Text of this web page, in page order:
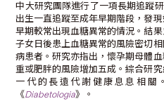
中大研究團隊進行了一項長期追蹤
出生一直追蹤至成年早期階段，發
早期較常出現血糖異常的情況。結
子女日後患上血糖異常的風險密切
病患者。研究亦指出，懷孕期母體
重或肥胖的風險增加五成。綜合研
一代的長遠代謝健康息息相關
《Diabetologia》。